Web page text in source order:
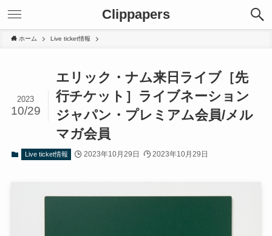
Clippapers
ホーム Live ticket情報
エリック・ナム来日ライブ［先
行チケット］ライブネーション
ジャパン・プレミアム会員/メル
マガ会員
2023
10/29
Live ticket情報 2023年10月29日 2023年10月29日